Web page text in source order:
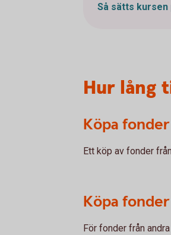
Så sätts kursen
Hur lång
Köpa
Ett köp av fonder
Köpa
För fonder från